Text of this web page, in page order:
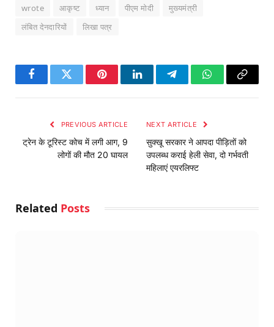
wrote आकृष्ट ध्यान पीएम मोदी
मुख्यमंत्री
लंबित देनदारियों
लिखा पत्र
FacebookTwitter PinterestLinkedInTelegramWhatsApp
Copy
PREVIOUS ARTICLE
ट्रेन के टूरिस्ट कोच में लगी आग, 9
लोगों की मौत 20 घायल
NEXT ARTICLE
सुक्खू सरकार ने आपदा पीड़ितों को
उपलब्ध कराई हेली सेवा, दो गर्भवती
महिलाएं एयरलिफ्ट
Related Posts